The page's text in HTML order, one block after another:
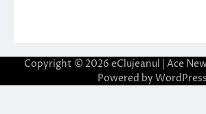
Copyright © 2026 eClujeanul | Ace
Powered by WordPress